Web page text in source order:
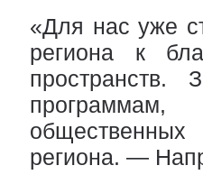
«Для нас уже
региона к
региона. —